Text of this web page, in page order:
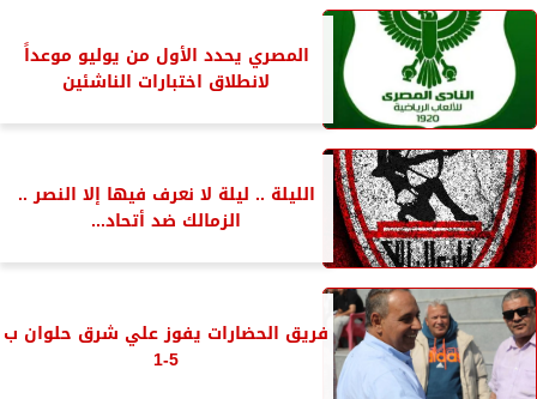
المصري يحدد الأول من يوليو موعداً
لانطلاق اختبارات الناشئين
الليلة .. ليلة لا نعرف فيها إلا النصر ..
الزمالك ضد أتحاد...
فريق الحضارات يفوز علي شرق حلوان ب
5-1